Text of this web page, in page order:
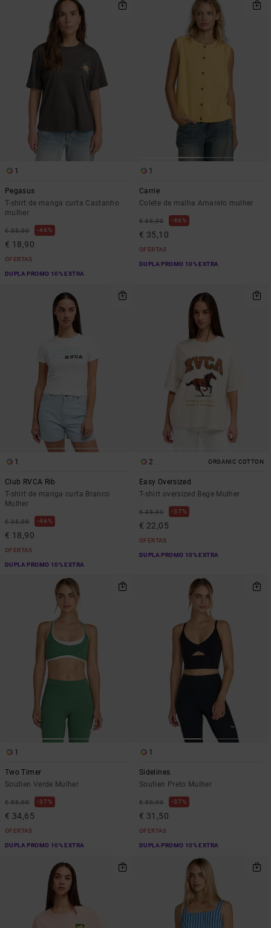
1
Pegasus
T-shirt de manga curta Castanho
mulher
€ 35,00 46%
€ 18,90
OFERTAS
DUPLA PROMO 10% EXTRA
1
Carrie
Colete de malha Amarelo mulher
€ 65,00 46%
€ 35,10
OFERTAS
DUPLA PROMO 10% EXTRA
1
Club RVCA Rib
T-shirt de manga curta Branco
Mulher
€ 35,00 46%
€ 18,90
OFERTAS
DUPLA PROMO 10% EXTRA
2 ORGANIC COTTON
Easy Oversized
T-shirt oversized Bege Mulher
€ 35,00 37%
€ 22,05
OFERTAS
DUPLA PROMO 10% EXTRA
1
Two Timer
Soutien Verde Mulher
€ 55,00 37%
€ 34,65
OFERTAS
DUPLA PROMO 10% EXTRA
1
Sidelines
Soutien Preto Mulher
€ 50,00 37%
€ 31,50
OFERTAS
DUPLA PROMO 10% EXTRA